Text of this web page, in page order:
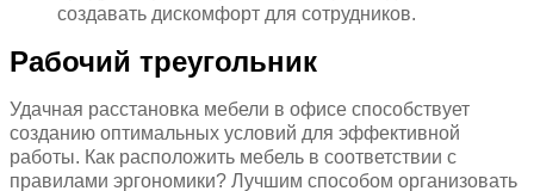
создавать дискомфорт для сотрудников.
Рабочий треугольник
Удачная расстановка мебели в офисе способствует
созданию оптимальных условий для эффективной
работы. Как расположить мебель в соответствии с
правилами эргономики? Лучшим способом организовать